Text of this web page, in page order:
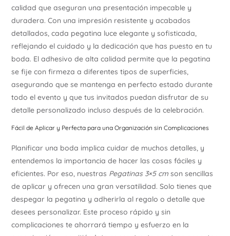
calidad que aseguran una presentación impecable y
duradera. Con una impresión resistente y acabados
detallados, cada pegatina luce elegante y sofisticada,
reflejando el cuidado y la dedicación que has puesto en tu
boda. El adhesivo de alta calidad permite que la pegatina
se fije con firmeza a diferentes tipos de superficies,
asegurando que se mantenga en perfecto estado durante
todo el evento y que tus invitados puedan disfrutar de su
detalle personalizado incluso después de la celebración.
Fácil de Aplicar y Perfecta para una Organización sin Complicaciones
Planificar una boda implica cuidar de muchos detalles, y
entendemos la importancia de hacer las cosas fáciles y
eficientes. Por eso, nuestras Pegatinas 3×5 cmson sencillas
de aplicar y ofrecen una gran versatilidad. Solo tienes que
despegar la pegatina y adherirla al regalo o detalle que
desees personalizar. Este proceso rápido y sin
complicaciones te ahorrará tiempo y esfuerzo en la